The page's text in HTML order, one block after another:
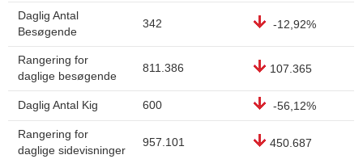
Daglig Antal
Besøgende
342 -12,92%
Rangering for
daglige besøgende
811.386 107.365
Daglig Antal Kig 600 -56,12%
Rangering for
daglige sidevisninger
957.101 450.687